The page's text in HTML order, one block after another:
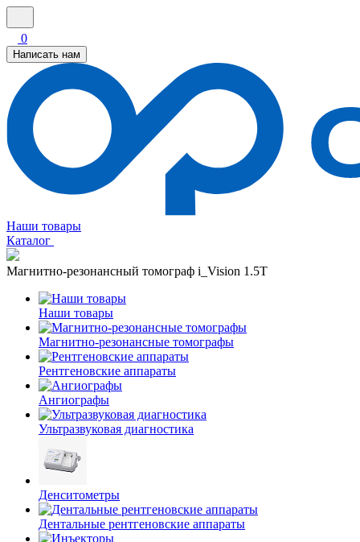
0
Написать нам
Наши товары
Каталог
Магнитно-резонансный томограф i_Vision 1.5T
Наши товары
Магнитно-резонансные томографы
Рентгеновские аппараты
Ангиографы
Ультразвуковая диагностика
Денситометры
Дентальные рентгеновские аппараты